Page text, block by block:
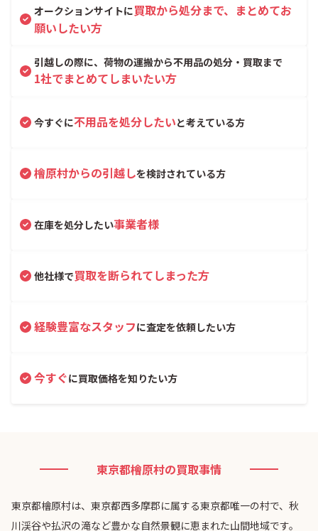
オークションサイトに買取から処分まで、まとめてお
願いしたい方
引越しの際に、荷物の運搬から不用品の処分・買取まで
1社でまとめてしまいたい方
今すぐに不用品を処分したいと考えている方
檜原村からの引越しを検討されている方
在庫を処分したい事業者様
他社様で買取を断られてしまった方
経験豊富なスタッフに査定を依頼したい方
今すぐに買取価格を知りたい方
東京都檜原村の買取事情
東京都檜原村は、東京都西多摩郡に属する東京都唯一の村で、秋
川渓谷や払沢の滝など豊かな自然景観に恵まれた山間地域です。